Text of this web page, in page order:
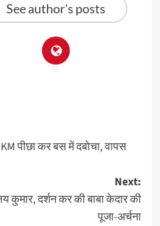
See author's posts
पीछा कर बस में दबोचा, वापस
Next:
कुमार, दर्शन कर की बाबा केदार की
पूजा-अर्चना